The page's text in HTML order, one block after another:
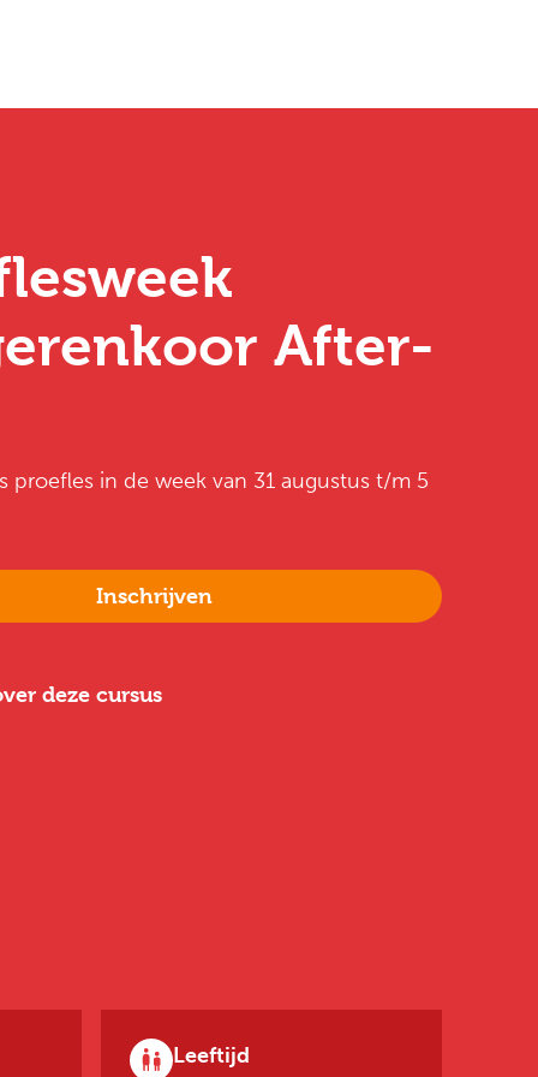
After-
proefles in de week van 31 augustus t/m 5
Inschrijven
deze cursus
Leeftijd